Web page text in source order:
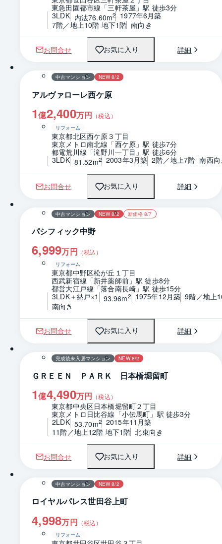
東急田園都市線「三軒茶屋」駅 徒歩3分
3LDK 内法76.60m2
1977年6月築
7階／地上10階 地下1階 南向き
お問合せ お気に入り 詳細
1 / 0 間取り
中古マンション NEW 8/2
アルヴァローレ西ケ原
1億2,400万円 （税込）
リフォーム
東京都北区西ケ原３丁目
東京メトロ南北線「西ケ原」駅 徒歩7分
都電荒川線「滝野川一丁目」駅 徒歩6分
3LDK 81.52m2 2003年3月築 2階／地上7階 南西
お問合せ お気に入り 詳細
1 / 0 間取り
中古マンション NEW 8/2 新価格 8/7
パシフィック中野
6,999万円 （税込）
リフォーム
東京都中野区松が丘１丁目
西武新宿線「新井薬師前」駅 徒歩8分
都営大江戸線「落合南長崎」駅 徒歩15分
3LDK＋納戸×1
93.96m2 1975年12月築 9階／地上
南向き
お問合せ お気に入り 詳細
1 / 0 間取り
完成後未入居マンション NEW 8/2
ＧＲＥＥＮ ＰＡＲＫ 日本橋堀留町
1億4,490万円 （税込）
東京都中央区日本橋堀留町２丁目
東京メトロ日比谷線「小伝馬町」駅 徒歩3分
2LDK 53.70m2 2015年11月築
11階／地上12階 地下1階 北東向き
お問合せ お気に入り 詳細
1 / 0 間取り
中古マンション NEW 8/2
ロイヤルパレス世田谷上町
4,998万円 （税込）
リフォーム